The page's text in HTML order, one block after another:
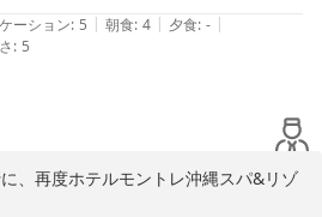
た。
いたいと思います♪
きな親子です。
ーション: 5 | 朝食: 4 | 夕食: - |
: 5
、再度ホテルモントレ沖縄スパ&リゾ
りがとうございます。